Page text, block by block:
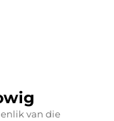
van die